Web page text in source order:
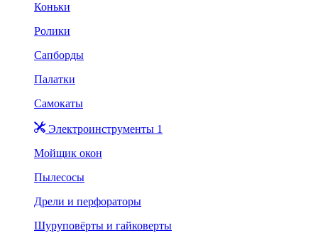
Коньки
Ролики
Сапборды
Палатки
Самокаты
Электроинструменты 1
Мойщик окон
Пылесосы
Дрели и перфораторы
Шуруповёрты и гайковерты